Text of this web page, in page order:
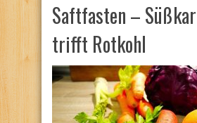
Saftfasten –
trifft Rotkohl